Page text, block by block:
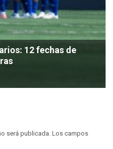
12 fechas de
será publicada. Los campos